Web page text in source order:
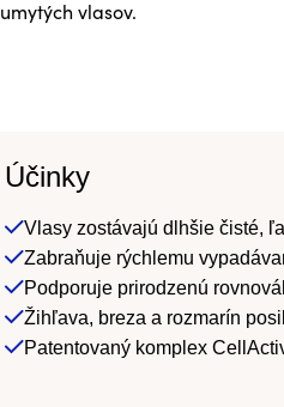
umytých vlasov.
Účinky
Vlasy zostávajú dlhšie čisté,
Zabraňuje rýchlemu
Podporuje prirodzenú
Žihľava, breza a rozmarín
Patentovaný komplex